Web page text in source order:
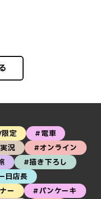
定
#電車
況
#オンライン
#描き下ろし
日店長
ー
#パンケーキ